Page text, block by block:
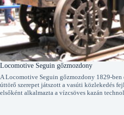
Locomotive Seguin gőzmozdony
A Locomotive Seguin gőzmozdony 1829-ben
úttörő szerepet játszott a vasúti közlekedés
elsőként alkalmazta a vízcsöves kazán